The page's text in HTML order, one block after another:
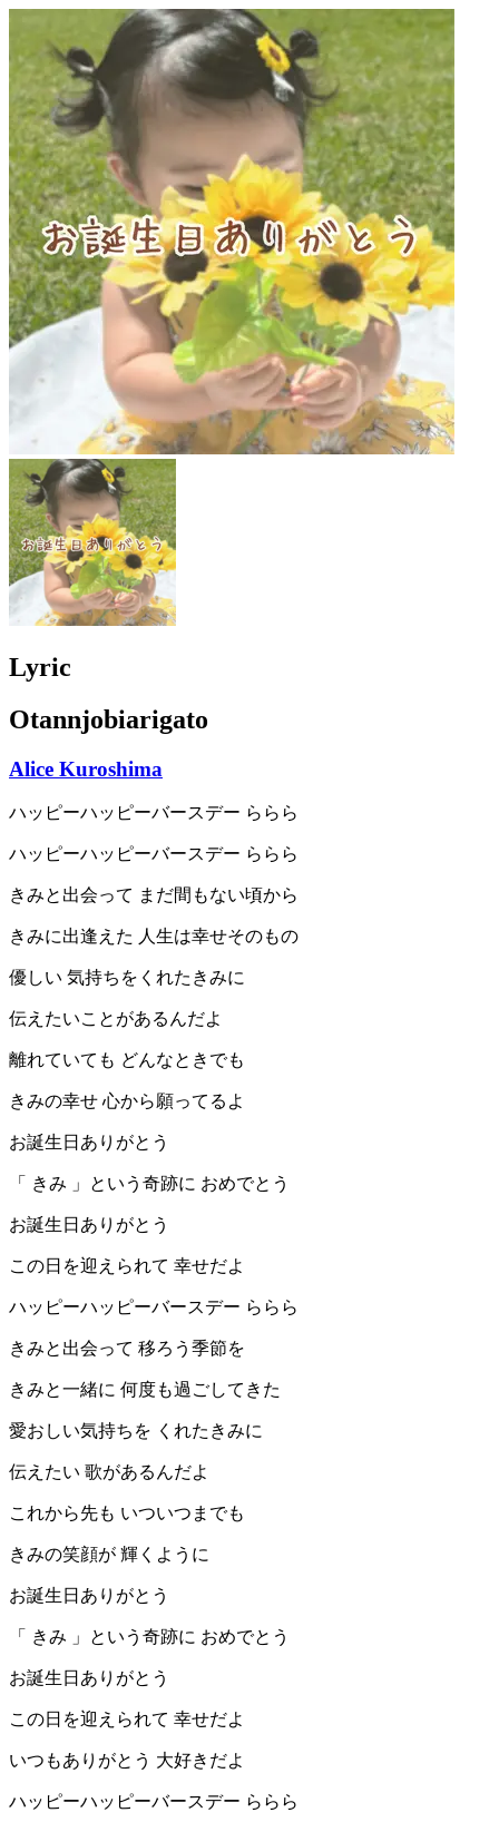
Lyric
Otannjobiarigato
Alice Kuroshima
ハッピーハッピーバースデー ららら
ハッピーハッピーバースデー ららら
きみと出会って まだ間もない頃から
きみに出逢えた 人生は幸せそのもの
優しい 気持ちをくれたきみに
伝えたいことがあるんだよ
離れていても どんなときでも
きみの幸せ 心から願ってるよ
お誕生日ありがとう
「 きみ 」という奇跡に おめでとう
お誕生日ありがとう
この日を迎えられて 幸せだよ
ハッピーハッピーバースデー ららら
きみと出会って 移ろう季節を
きみと一緒に 何度も過ごしてきた
愛おしい気持ちを くれたきみに
伝えたい 歌があるんだよ
これから先も いついつまでも
きみの笑顔が 輝くように
お誕生日ありがとう
「 きみ 」という奇跡に おめでとう
お誕生日ありがとう
この日を迎えられて 幸せだよ
いつもありがとう 大好きだよ
ハッピーハッピーバースデー ららら